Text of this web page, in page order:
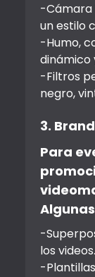
-Cámara
un estilo
-Humo,
dinámico
-Filtros
negro,
3.
Para
-
los videos.
-